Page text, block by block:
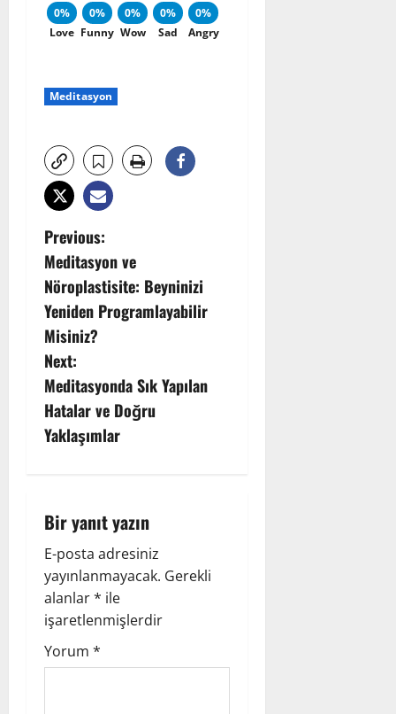
0%
Love
0%
Funny
0%
Wow
0%
Sad
0%
Angry
Meditasyon
P
o
s
t
n
a
g
a
t
i
Previous:
Meditasyon ve
Nöroplastisite: Beyninizi
Yeniden Programlayabilir
Misiniz?
Next:
Meditasyonda Sık Yapılan
Hatalar ve Doğru
Yaklaşımlar
Bir yanıt yazın
E-posta adresiniz
yayınlanmayacak. Gerekli
alanlar* ile
işaretlenmişlerdir
Yorum *